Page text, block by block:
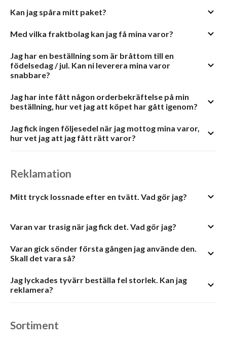
Kan jag spåra mitt paket?
Med vilka fraktbolag kan jag få mina varor?
Jag har en beställning som är bråttom till en
födelsedag / jul. Kan ni leverera mina varor
snabbare?
Jag har inte fått någon orderbekräftelse på min
beställning, hur vet jag att köpet har gått igenom?
Jag fick ingen följesedel när jag mottog mina varor,
hur vet jag att jag fått rätt varor?
Reklamation
Mitt tryck lossnade efter en tvätt. Vad gör jag?
Varan var trasig när jag fick det. Vad gör jag?
Varan gick sönder första gången jag använde den.
Skall det vara så?
Jag lyckades tyvärr beställa fel storlek. Kan jag
reklamera?
Sortiment